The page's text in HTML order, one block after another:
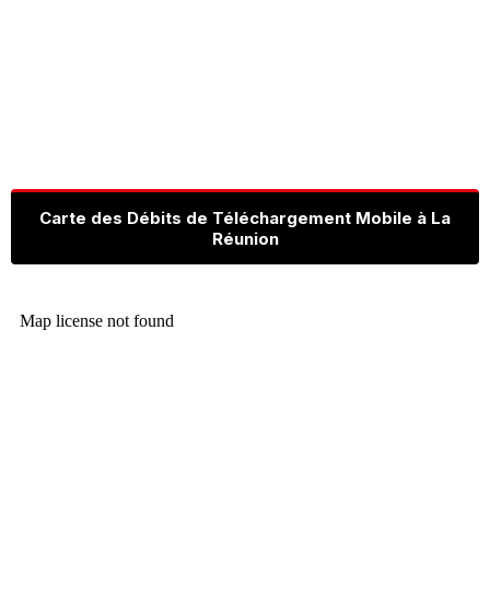
Carte des Débits de Téléchargement Mobile à La
Réunion